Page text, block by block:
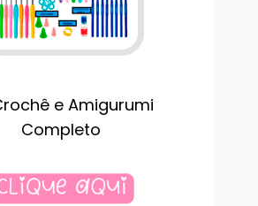
e Amigurumi
Completo